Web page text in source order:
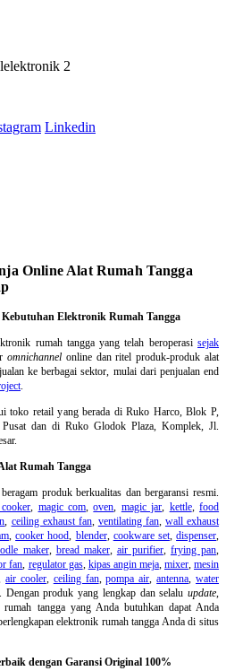
Linkedin
Online Alat Rumah Tangga
Elektronik Rumah Tangga
rumah tanggayang telah beroperasisejak
omnichannel online dan ritel produk-produk alat
ke berbagai sektor, mulai dari penjualan end
.
toko retail yang berada di Ruko Harco, Blok P,
dan di Ruko Glodok Plaza, Komplek, Jl.
Rumah Tangga
produk berkualitas dan bergaransi resmi.
, magic com,oven, magic jar, kettle,food
, ceiling exhaust fan, ventilating fan, wall exhaust
,cooker hood, blender, cookware set,dispenser,
maker, bread maker, air purifier, frying pan,
fan, regulator gas, kipas angin meja, mixer,mesin
air cooler, ceiling fan,pompa air,antenna,water
Dengan produk yang lengkap dan selalu update,
tangga yang Anda butuhkan dapat Anda
elektronik rumah tangga Anda di situs
dengan Garansi Original 100%